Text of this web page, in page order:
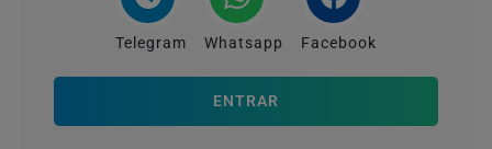
Telegram Whatsapp Facebook
ENTRAR